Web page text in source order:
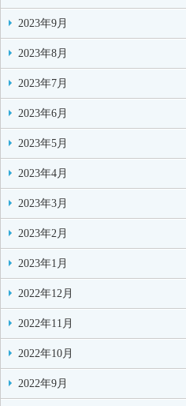
2023年9月
2023年8月
2023年7月
2023年6月
2023年5月
2023年4月
2023年3月
2023年2月
2023年1月
2022年12月
2022年11月
2022年10月
2022年9月